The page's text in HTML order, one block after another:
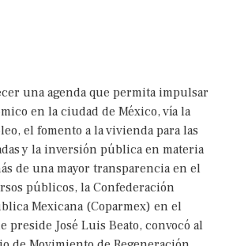
una agenda que permita impulsar
en la ciudad de México, ví­a la
el fomento a la vivienda para las
y la inversión pública en materia
de una mayor transparencia en el
públicos, la Confederación
Mexicana (Coparmex) en el
preside José Luis Beato, convocó al